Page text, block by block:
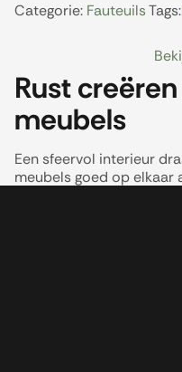
Categorie: FauteuilsTags:
Rust
meubels
Een sfeervol interieur
meubels goed op elkaar